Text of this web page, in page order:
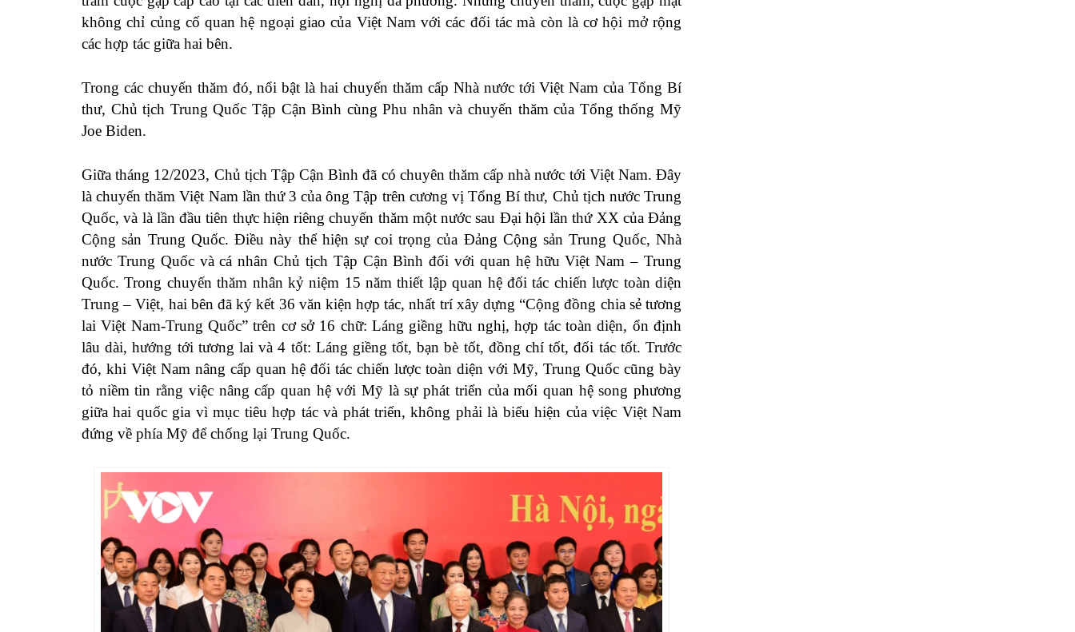
không chỉ củng cố quan hệ ngoại giao của Việt Nam với các đối tác mà còn là cơ hội mở rộng
các hợp tác giữa hai bên.
Trong các chuyến thăm đó, nổi bật là hai chuyến thăm cấp Nhà nước tới Việt Nam của Tổng Bí
thư, Chủ tịch Trung Quốc Tập Cận Bình cùng Phu nhân và chuyến thăm của Tổng thống Mỹ
Joe Biden.
Giữa tháng 12/2023, Chủ tịch Tập Cận Bình đã có chuyên thăm cấp nhà nước tới Việt Nam. Đây
là chuyến thăm Việt Nam lần thứ 3 của ông Tập trên cương vị Tổng Bí thư, Chủ tịch nước Trung
Quốc, và là lần đầu tiên thực hiện riêng chuyến thăm một nước sau Đại hội lần thứ XX của Đảng
Cộng sản Trung Quốc. Điều này thể hiện sự coi trọng của Đảng Cộng sản Trung Quốc, Nhà
nước Trung Quốc và cá nhân Chủ tịch Tập Cận Bình đối với quan hệ hữu Việt Nam – Trung
Quốc. Trong chuyến thăm nhân kỷ niệm 15 năm thiết lập quan hệ đối tác chiến lược toàn diện
Trung – Việt, hai bên đã ký kết 36 văn kiện hợp tác, nhất trí xây dựng “Cộng đồng chia sẻ tương
lai Việt Nam-Trung Quốc” trên cơ sở 16 chữ: Láng giềng hữu nghị, hợp tác toàn diện, ổn định
lâu dài, hướng tới tương lai và 4 tốt: Láng giềng tốt, bạn bè tốt, đồng chí tốt, đối tác tốt. Trước
đó, khi Việt Nam nâng cấp quan hệ đối tác chiến lược toàn diện với Mỹ, Trung Quốc cũng bày
tỏ niềm tin rằng việc nâng cấp quan hệ với Mỹ là sự phát triển của mối quan hệ song phương
giữa hai quốc gia vì mục tiêu hợp tác và phát triển, không phải là biểu hiện của việc Việt Nam
đứng về phía Mỹ để chống lại Trung Quốc.